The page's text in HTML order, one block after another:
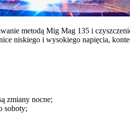
metodą Mig Mag 135 i
niskiego i wysokiego napięcia,
zmiany nocne;
soboty;